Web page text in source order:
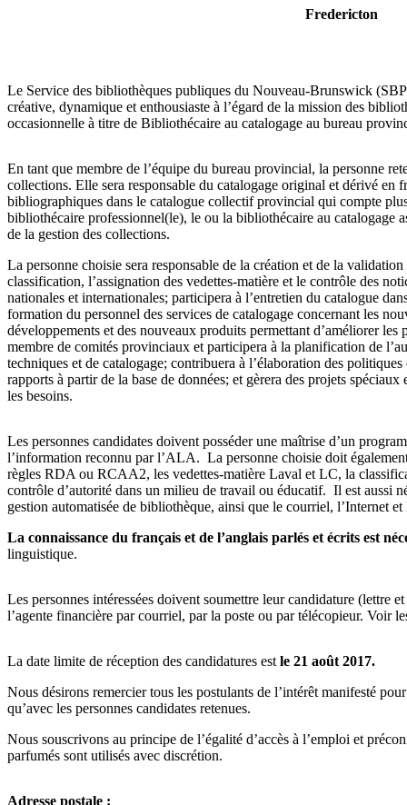
Fredericton
Le Service des bibliothèques publiques du Nouveau-Brunswick
créative, dynamique et enthousiaste à l’égard de la mission des
occasionnelle à titre de Bibliothécaire au catalogage au bureau
En tant que membre de l’équipe du bureau provincial, la personne
collections. Elle sera responsable du catalogage original et dérivé en
bibliographiques dans le catalogue collectif provincial qui compte
bibliothécaire professionnel(le), le ou la bibliothécaire au catalogage
de la gestion des collections.
La personne choisie sera responsable de la création et de la
classification, l’assignation des vedettes-matière et le contrôle des
nationales et internationales; participera à l’entretien du catalogue
formation du personnel des services de catalogage concernant les
développements et des nouveaux produits permettant d’améliorer les
membre de comités provinciaux et participera à la planification de
techniques et de catalogage; contribuera à l’élaboration des
rapports à partir de la base de données; et gèrera des projets
les besoins.
Les personnes candidates doivent posséder une maîtrise d’un
l’information reconnu par l’ALA. La personne choisie doit
règles RDA ou RCAA2, les vedettes-matière Laval et LC, la
contrôle d’autorité dans un milieu de travail ou éducatif. Il est aussi
gestion automatisée de bibliothèque, ainsi que le courriel, l’Internet
La connaissance du français et de l’anglais parlés et écrits est
linguistique.
Les personnes intéressées doivent soumettre leur candidature (lettre
l’agente financière par courriel, par la poste ou par télécopieur. Voir
La date limite de réception des candidatures est le 21 août 2017.
Nous désirons remercier tous les postulants de l’intérêt manifesté
qu’avec les personnes candidates retenues.
Nous souscrivons au principe de l’égalité d’accès à l’emploi et
parfumés sont utilisés avec discrétion.
Adresse postale :